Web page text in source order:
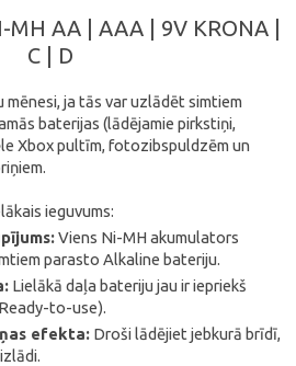
MH AA | AAA | 9V KRONA |
C | D
ja tās var uzlādēt simtiem
baterijas (lādējamie pirkstiņi,
Xbox pultīm, fotozibspuldzēm un
ieguvums:
Viens Ni-MH akumulators
parasto Alkaline bateriju.
Lielākā daļa bateriju jau ir iepriekš
to-use).
efekta: Droši lādējiet jebkurā brīdī,